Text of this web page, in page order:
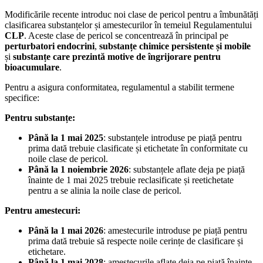
Modificările recente introduc noi clase de pericol pentru a îmbunătăți
clasificarea substanțelor și amestecurilor în temeiul Regulamentului
CLP. Aceste clase de pericol se concentrează în principal pe
perturbatori endocrini, substanțe chimice persistente și mobile
și substanțe care prezintă motive de îngrijorare pentru
bioacumulare.
Pentru a asigura conformitatea, regulamentul a stabilit termene
specifice:
Pentru substanțe:
Până la 1 mai 2025: substanțele introduse pe piață pentru
prima dată trebuie clasificate și etichetate în conformitate cu
noile clase de pericol.
Până la 1 noiembrie 2026: substanțele aflate deja pe piață
înainte de 1 mai 2025 trebuie reclasificate și reetichetate
pentru a se alinia la noile clase de pericol.
Pentru amestecuri:
Până la 1 mai 2026: amestecurile introduse pe piață pentru
prima dată trebuie să respecte noile cerințe de clasificare și
etichetare.